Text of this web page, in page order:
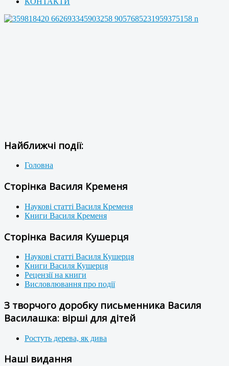
Найближчі події:
Головна
Сторінка Василя Кременя
Наукові статті Василя Кременя
Книги Василя Кременя
Сторінка Василя Кушерця
Наукові статті Василя Кушерця
Книги Василя Кушерця
Рецензії на книги
Висловлювання про події
З творчого доробку письменника Василя
Василашка: вірші для дітей
Ростуть дерева, як дива
Наші видання